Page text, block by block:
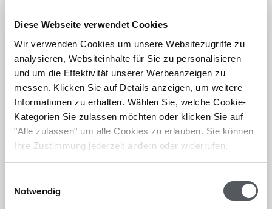
Diese Webseite verwendet Cookies
Wir verwenden Cookies um unsere Websitezugriffe zu
analysieren, Websiteinhalte für Sie zu personalisieren
und um die Effektivität unserer Werbeanzeigen zu
messen. Klicken Sie auf Details anzeigen, um weitere
Informationen zu erhalten. Wählen Sie, welche Cookie-
Kategorien Sie zulassen möchten oder klicken Sie auf
"Alle zulassen" um alle Cookies zu erlauben. Sie können
Ihre Zustimmung jederzeit ändern oder widerrufen.
Notwendig
und O in jedem Finanzmanagement. Dies bedeutet
für vor allem mehr Transparenz, Tagesaktualität
der Zahlen und mehr Zeit für wichtige Dinge.
7.Automatisierungen nutzen
Die digitale Buchhaltung für Unternehmen bietet
viele neue Möglichkeiten, die weit über das
auch die